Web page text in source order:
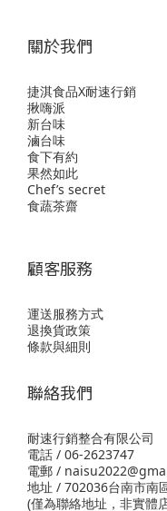
關於我們
捷淇食品X耐速行銷
揪嗨派
新台味
滷台味
食下有約
果然如此
Chef’s secret
食蔬茶齋
顧客服務
運送服務方式
退換貨政策
條款與細則
聯絡我們
耐速行銷整合有限公司
電話 / 06-2623747
電郵 /
地址 / 702036台南市南
(僅為聯絡地址，非實體